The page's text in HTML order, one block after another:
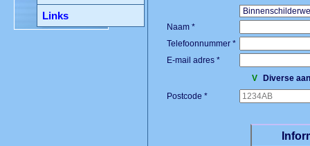
Links
Naam *
Telefoonnummer *
E-mail adres *
V
Diverse
Postcode *